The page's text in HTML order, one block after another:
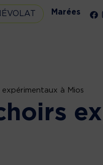
Marées
expérimentaux à Mios